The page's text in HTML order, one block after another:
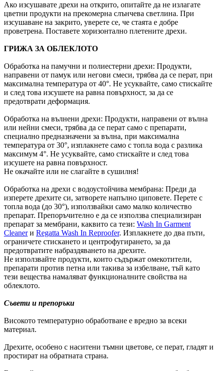
Ако изсушавате дрехи на открито, опитайте да не излагате
цветни продукти на прекомерна слънчева светлина. При
изсушаване на закрито, уверете се, че стаята е добре
проветрена. Поставете хоризонтално плетените дрехи.
ГРИЖА ЗА ОБЛЕКЛОТО
Обработка на памучни и полиестерни дрехи: Продукти,
направени от памук или негови смеси, трябва да се перат, при
максимална температура от 40°. Не усуквайте, само стискайте
и след това изсушете на равна повърхност, за да се
предотврати деформация.
Обработка на вълнени дрехи: Продукти, направени от вълна
или нейни смеси, трябва да се перат само с препарати,
специално предназначени за вълна, при максимална
температура от 30°, изплакнете само с топла вода с разлика
максимум 4°. Не усуквайте, само стискайте и след това
изсушете на равна повърхност.
Не окачайте или не слагайте в сушилня!
Обработка на дрехи с водоустойчива мембрана: Преди да
изперете дрехите си, затворете напълно циповете. Перете с
топла вода (до 30°), използвайки само малко количество
препарат. Препоръчително е да се използва специализиран
препарат за мембрани, каквито са тези: Wash In Garment
Cleanerи Regatta Wash In Reproofer. Изплакнете до два пъти,
ограничете стискането и центрофугирането, за да
предотвратите набраздяването на дрехите.
Не използвайте продукти, които съдържат омекотители,
препарати против петна или такива за избелване, тъй като
тези вещества намаляват функционалните свойства на
облеклото.
Съвети и препоръки
Високото температурно обработване е вредно за всеки
материал.
Дрехите, особено с наситени тъмни цветове, се перат, гладят и
простират на обратната страна.